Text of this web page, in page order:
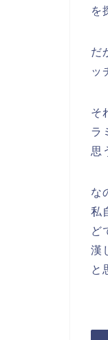
を
だ
ッ
そ
ラ
思
な
私
ど
漢
と